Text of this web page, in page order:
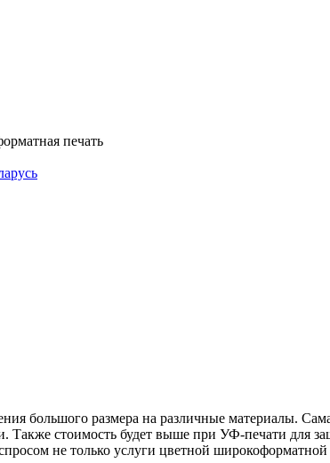
печать
большого размера на различные материалы.
Также стоимость будет выше при УФ-печати для
не только услуги цветной